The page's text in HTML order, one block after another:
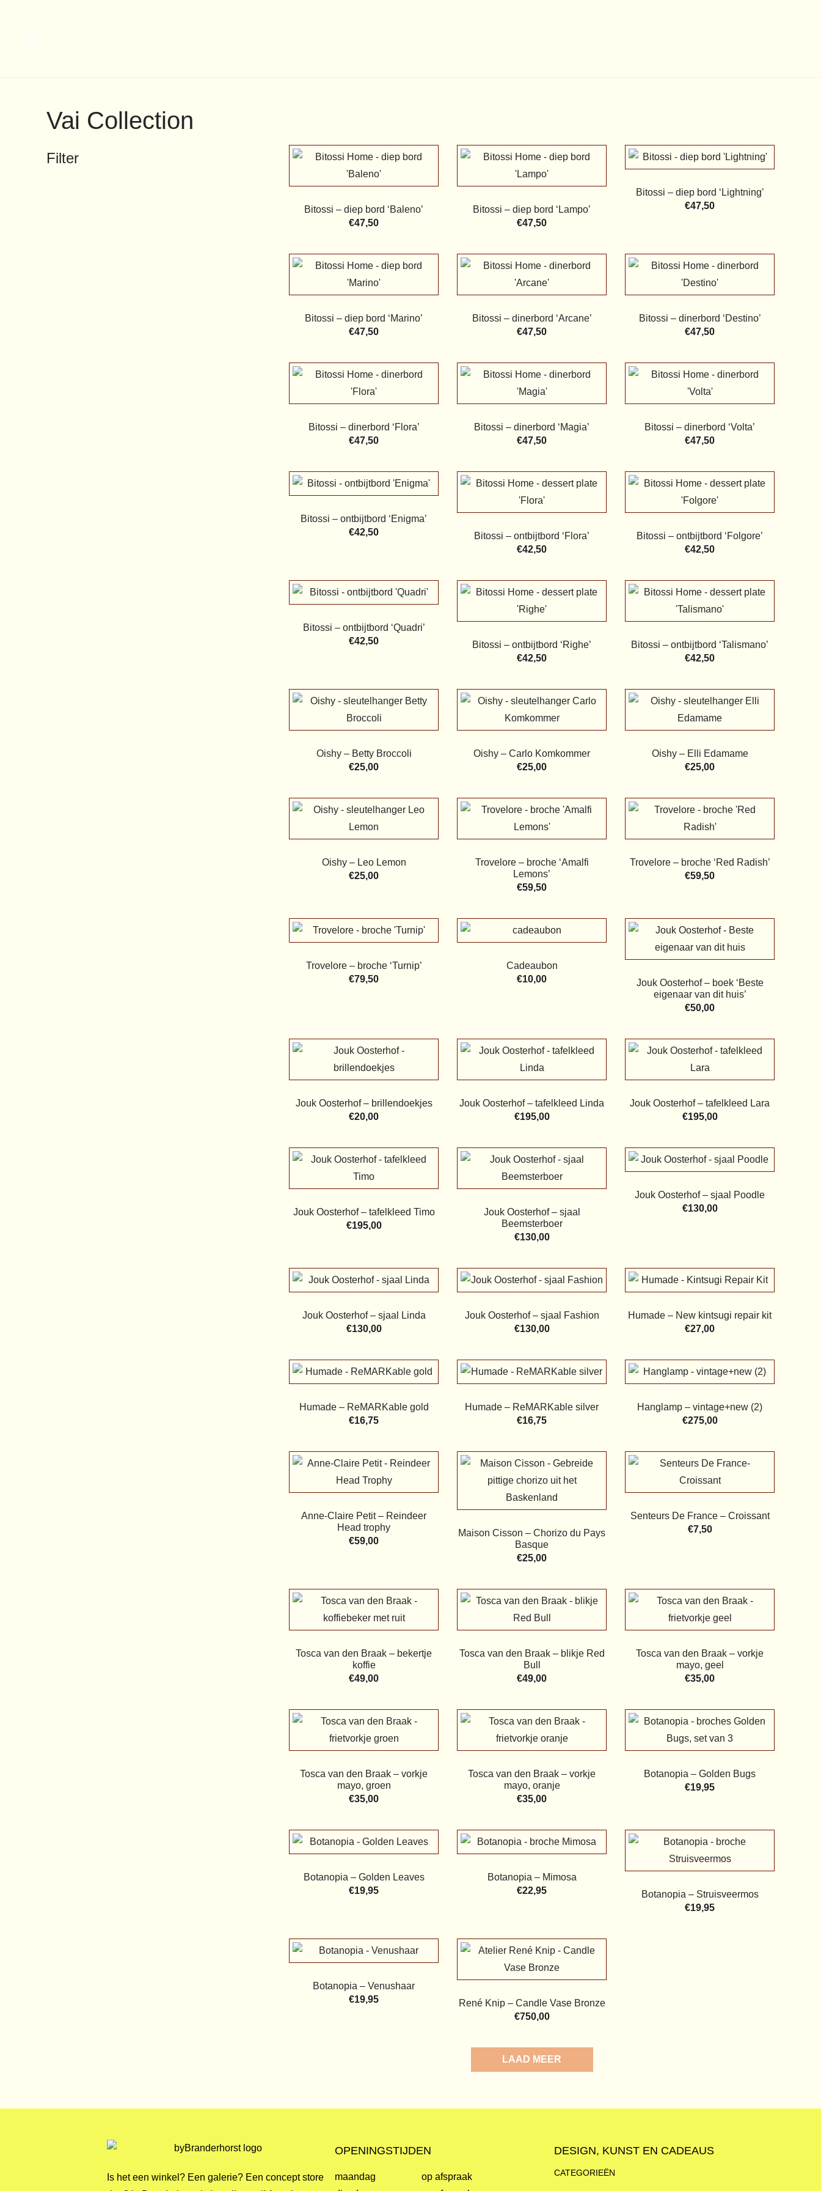
Vai Collection
Filter
Bitossi – diep bord ‘Baleno’
€47,50
Bitossi – diep bord ‘Lampo’
€47,50
Bitossi – diep bord ‘Lightning’
€47,50
Bitossi – diep bord ‘Marino’
€47,50
Bitossi – dinerbord ‘Arcane’
€47,50
Bitossi – dinerbord ‘Destino’
€47,50
Bitossi – dinerbord ‘Flora’
€47,50
Bitossi – dinerbord ‘Magia’
€47,50
Bitossi – dinerbord ‘Volta’
€47,50
Bitossi – ontbijtbord ‘Enigma’
€42,50
Bitossi – ontbijtbord ‘Flora’
€42,50
Bitossi – ontbijtbord ‘Folgore’
€42,50
Bitossi – ontbijtbord ‘Quadri’
€42,50
Bitossi – ontbijtbord ‘Righe’
€42,50
Bitossi – ontbijtbord ‘Talismano’
€42,50
Oishy – Betty Broccoli
€25,00
Oishy – Carlo Komkommer
€25,00
Oishy – Elli Edamame
€25,00
Oishy – Leo Lemon
€25,00
Trovelore – broche ‘Amalfi
Lemons’
€59,50
Trovelore – broche ‘Red Radish’
€59,50
Trovelore – broche ‘Turnip’
€79,50
Cadeaubon
€10,00
Jouk Oosterhof – boek ‘Beste
eigenaar van dit huis’
€50,00
Jouk Oosterhof – brillendoekjes
€20,00
Jouk Oosterhof – tafelkleed Linda
€195,00
Jouk Oosterhof – tafelkleed Lara
€195,00
Jouk Oosterhof – tafelkleed Timo
€195,00
Jouk Oosterhof – sjaal
Beemsterboer
€130,00
Jouk Oosterhof – sjaal Poodle
€130,00
Jouk Oosterhof – sjaal Linda
€130,00
Jouk Oosterhof – sjaal Fashion
€130,00
Humade – New kintsugi repair kit
€27,00
Humade – ReMARKable gold
€16,75
Humade – ReMARKable silver
€16,75
Hanglamp – vintage+new (2)
€275,00
Anne-Claire Petit – Reindeer
Head trophy
€59,00
Maison Cisson – Chorizo du Pays
Basque
€25,00
Senteurs De France – Croissant
€7,50
Tosca van den Braak – bekertje
koffie
€49,00
Tosca van den Braak – blikje Red
Bull
€49,00
Tosca van den Braak – vorkje
mayo, geel
€35,00
Tosca van den Braak – vorkje
mayo, groen
€35,00
Tosca van den Braak – vorkje
mayo, oranje
€35,00
Botanopia – Golden Bugs
€19,95
Botanopia – Golden Leaves
€19,95
Botanopia – Mimosa
€22,95
Botanopia – Struisveermos
€19,95
Botanopia – Venushaar
€19,95
René Knip – Candle Vase Bronze
€750,00
LOAD MORE
Is het een winkel? Een galerie? Een concept store
OPENINGSTIJDEN
maandag
op afspraak
DESIGN, KUNST EN CADEAUS
CATEGORIEËN